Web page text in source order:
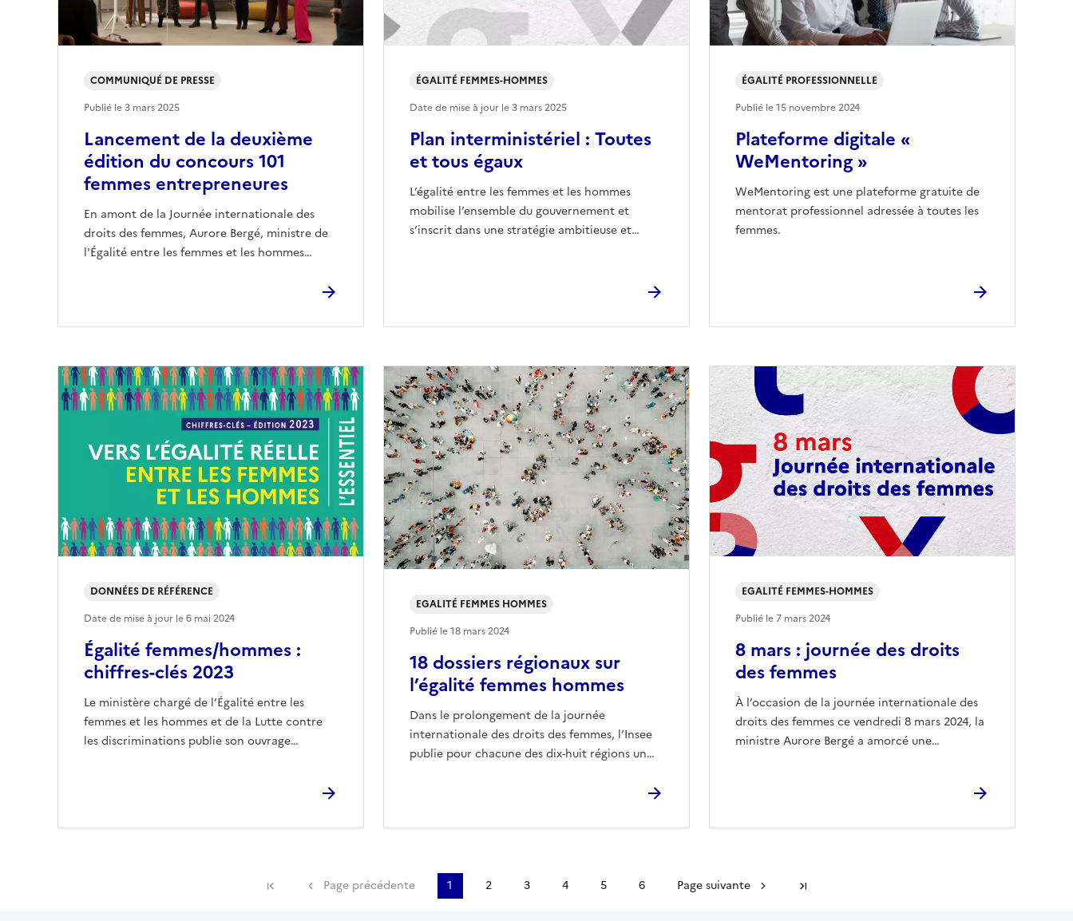
Lancement de la deuxième
édition du concours 101
femmes entrepreneures
En amont de la Journée internationale des
droits des femmes, Aurore Bergé, ministre de
l'Égalité entre les femmes et les hommes…
COMMUNIQUÉ DE PRESSE
Publié le3 mars 2025
Plan interministériel : Toutes
et tous égaux
L’égalité entre les femmes et les hommes
mobilise l’ensemble du gouvernement et
s’inscrit dans une stratégie ambitieuse et…
ÉGALITÉ FEMMES-HOMMES
Date de mise à jour le3 mars 2025
Plateforme digitale «
WeMentoring »
WeMentoring est une plateforme gratuite de
mentorat professionnel adressée à toutes les
femmes.
ÉGALITÉ PROFESSIONNELLE
Publié le15 novembre 2024
Égalité femmes/hommes :
chiffres-clés 2023
Le ministère chargé de l’Égalité entre les
femmes et les hommes et de la Lutte contre
les discriminations publie son ouvrage…
DONNÉES DE RÉFÉRENCE
Date de mise à jour le6 mai 2024
18 dossiers régionaux sur
l’égalité femmes hommes
Dans le prolongement de la journée
internationale des droits des femmes, l’Insee
publie pour chacune des dix-huit régions un…
EGALITÉ FEMMES HOMMES
Publié le18 mars 2024
8 mars : journée des droits
des femmes
À l’occasion de la journée internationale des
droits des femmes ce vendredi 8 mars 2024, la
ministre Aurore Bergé a amorcé une…
EGALITÉ FEMMES-HOMMES
Publié le7 mars 2024
Première page
Page précédente 1 2 3 4 5 6 Page suivante